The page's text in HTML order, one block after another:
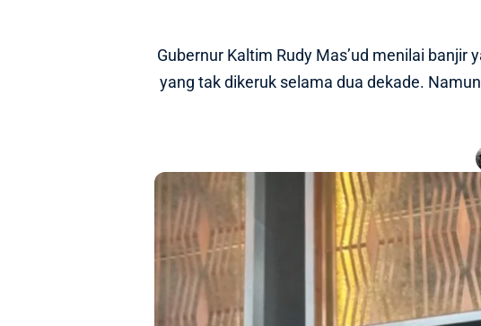
Gubernur Kaltim Rudy Mas’ud menilai
yang tak dikeruk selama dua dekade.